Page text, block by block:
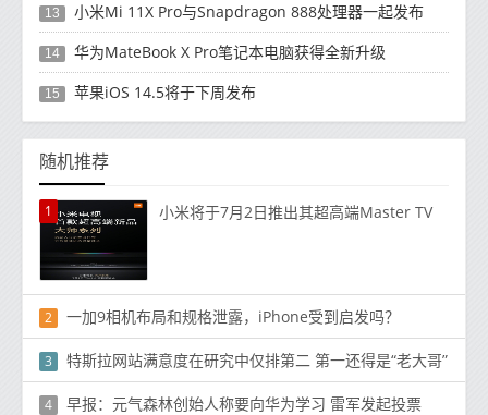
13 小米Mi 11X Pro与Snapdragon 888处理器一起发布
14 华为MateBook X Pro笔记本电脑获得全新升级
15 苹果iOS 14.5将于下周发布
随机推荐
1 小米将于7月2日推出其超高端Master TV
2 一加9相机布局和规格泄露，iPhone受到启发吗？
3 特斯拉网站满意度在研究中仅排第二 第一还得是“老大哥”
4 早报：元气森林创始人称要向华为学习 雷军发起投票